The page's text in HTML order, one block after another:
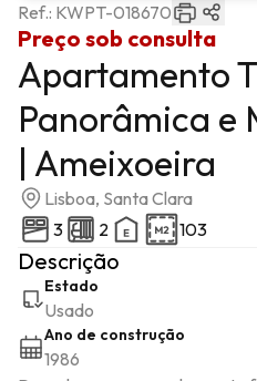
Preço sob consulta
Ref.: KWPT-018670
Apartamento
Panorâmica e
| Ameixoeira
Lisboa, Santa Clara
3
2 103
Descrição
Estado
Usado
Ano de construção
1986